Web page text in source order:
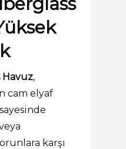
Havuz,
cam elyaf
karşı